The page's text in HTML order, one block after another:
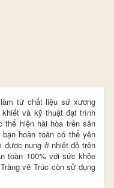
từ chất liệu sứ xương
và kỹ thuật đạt trình
hiện hài hòa trên sản
hoàn toàn có thể yên
nung ở nhiệt độ trên
toàn 100% với sức khỏe
vẽ Trúc còn sử dụng